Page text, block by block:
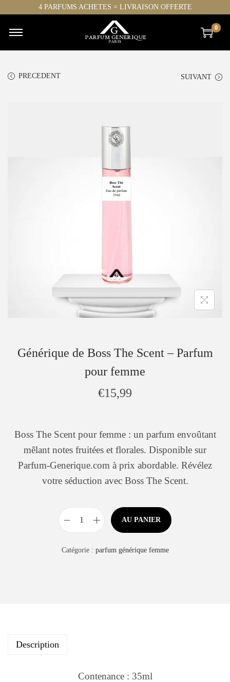
4 PARFUMS ACHETES = LIVRAISON OFFERTE
0
PRECEDENT SUIVANT
Générique de Boss The Scent – Parfum
pour femme
€15,99
Boss The Scent pour femme : un parfum envoûtant
mêlant notes fruitées et florales. Disponible sur
Parfum-Generique.com à prix abordable. Révélez
votre séduction avec Boss The Scent.
AU PANIER
Catégorie : parfum générique femme
Description
Contenance : 35ml